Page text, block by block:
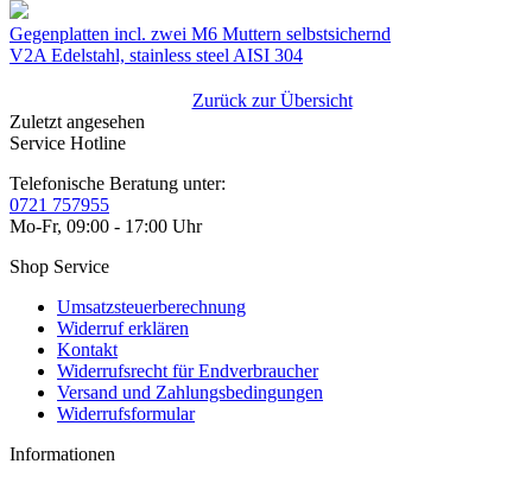
Gegenplatten incl. zwei M6 Muttern selbstsichernd
V2A Edelstahl, stainless steel AISI 304
Zurück zur Übersicht
Zuletzt angesehen
Service Hotline
Telefonische Beratung unter:
0721 757955
Mo-Fr, 09:00 - 17:00 Uhr
Shop Service
Umsatzsteuerberechnung
Widerruf erklären
Kontakt
Widerrufsrecht für Endverbraucher
Versand und Zahlungsbedingungen
Widerrufsformular
Informationen